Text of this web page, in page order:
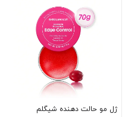
ژل مو حالت دهنده شیگلم